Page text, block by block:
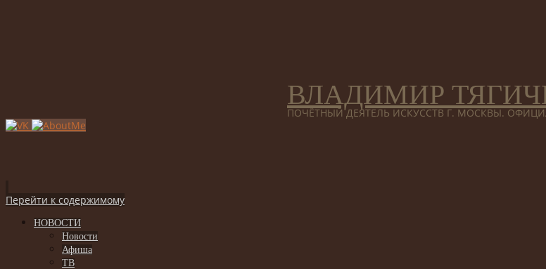
ВЛАДИМИР
ПОЧЁТНЫЙ ДЕЯТЕЛЬ ИСКУССТВ Г. МОСКВЫ.
Перейти к содержимому
НОВОСТИ
Новости
Афиша
ТВ